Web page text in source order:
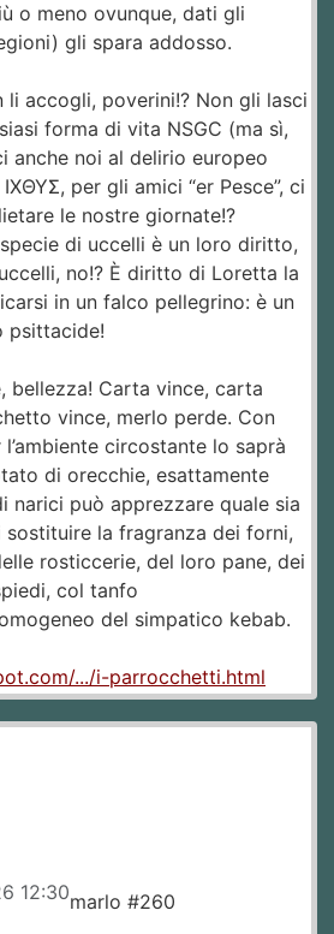
o meno ovunque, dati gli
gli spara addosso.
li accogli, poverini!? Non gli lasci
forma di vita NSGC (ma sì,
anche noi al delirio europeo
per gli amici “er Pesce”, ci
le nostre giornate!?
di uccelli è un loro diritto,
no!? È diritto di Loretta la
in un falco pellegrino: è un
psittacide!
bellezza! Carta vince, carta
vince, merlo perde. Con
circostante lo saprà
di orecchie, esattamente
narici può apprezzare quale sia
la fragranza dei forni,
rosticcerie, del loro pane, dei
col tanfo
del simpatico kebab.
.../i-parrocchetti.html
12:30marlo #260